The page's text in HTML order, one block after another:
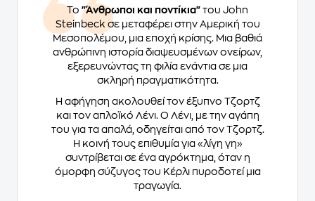
Το "Άνθρωποι και ποντίκια" του John
Steinbeck σε μεταφέρει στην Αμερική του
Μεσοπολέμου, μια εποχή κρίσης. Μια βαθιά
ανθρώπινη ιστορία διαψευσμένων ονείρων,
εξερευνώντας τη φιλία ενάντια σε μια
σκληρή πραγματικότητα.
Η αφήγηση ακολουθεί τον έξυπνο Τζορτζ
και τον απλοϊκό Λένι. Ο Λένι, με την αγάπη
του για τα απαλά, οδηγείται από τον Τζορτζ.
Η κοινή τους επιθυμία για «λίγη γη»
συντρίβεται σε ένα αγρόκτημα, όταν η
όμορφη σύζυγος του Κέρλι πυροδοτεί μια
τραγωγία.